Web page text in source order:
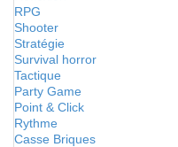
RPG
Shooter
Stratégie
Survival horror
Tactique
Party Game
Point & Click
Rythme
Casse Briques